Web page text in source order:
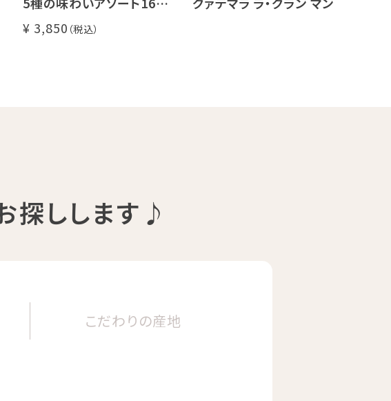
セット
送料無料
3,850
探しします♪
こだわりの産地